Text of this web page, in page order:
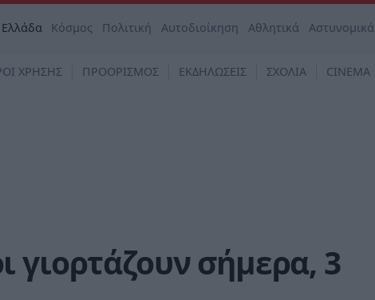
Ελλάδα Κόσμος Πολιτική Αυτοδιοίκηση Αθλητικά Αστυνομικά
ΧΡΗΣΗΣ ΠΡΟΟΡΙΣΜΟΣ ΕΚΔΗΛΩΣΕΙΣ ΣΧΟΛΙΑ CINEMA
γιορτάζουν σήμερα, 3